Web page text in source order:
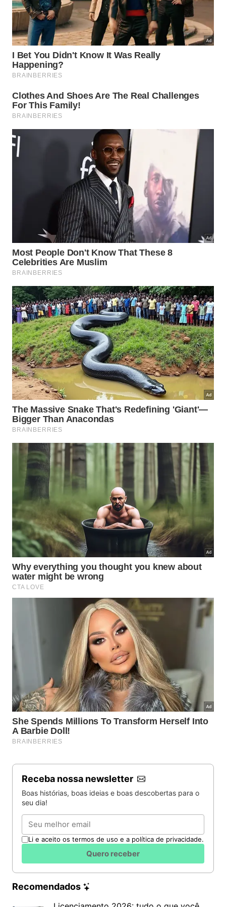
Tombado como patrimônio histórico, o Vesúvio se
mantém um ponto de referência cultural em Ilhéus.
A estátua de Jorge Amado em frente ao
estabelecimento, com a frase “Baiano é um estado
de espírito”, destaca a importância do bar na
história da cidade.
Fazenda Capela Velha
Localizada na famosa “Estrada do Chocolate “, entre
as cidades de Ilhéus e Uruçuca, a Fazenda Capela
foi fundada no século 19 e acompanhou todos
os ciclos da “capital brasileira do cacau”.
Abandonada por anos, foi revitalizada em 2011 e
de produção de chocolate da região.
Sede da Fazenda Capela Velha, fundada no século 19 -
Atualmente, os visitantes têm a oportunidade única
de vivenciar a colheita do cacau, testemunhar sua
transformação em chocolate e desfrutar de um
almoço típico rodeado pela história e exuberante
natureza da região, que nos últimos anos vem
reinventando sua tradição cacaueira, combinando a
recuperação da produção com o turismo.
Praias do sul de Ilhéus
Receba nossa newsletter
Boas histórias, boas ideias e boas descobertas para o
seu dia!
Email
Li e aceito os termos de uso e a política de privacidade.
Quero receber
Recomendados